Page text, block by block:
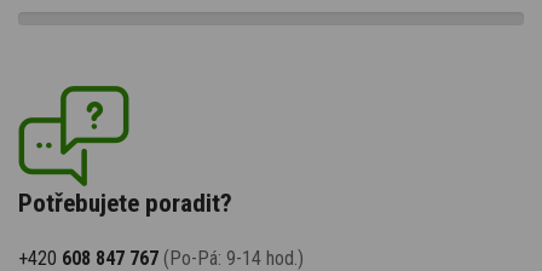
Potřebujete poradit?
+420 608 847 767 (Po-Pá: 9-14 hod.)